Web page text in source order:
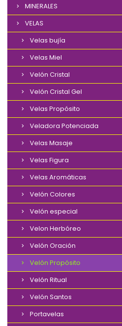
MINERALES
VELAS
Velas bujía
Velas Miel
Velón Cristal
Velón Cristal Gel
Velas Propósito
Veladora Potenciada
Velas Masaje
Velas Figura
Velas Aromáticas
Velón Colores
Velón especial
Velon Herbóreo
Velón Oración
Velón Propósito
Velón Ritual
Velón Santos
Portavelas